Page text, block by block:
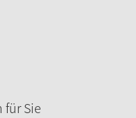
für Sie